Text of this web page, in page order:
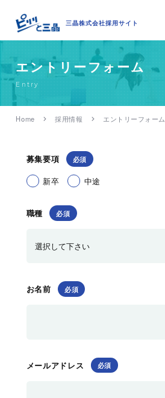
三晶株式会社採用サイト
エントリーフォーム
Entry
Home 採用情報 エントリーフォーム
募集要項
新卒
中途
職種
お名前
メールアドレス